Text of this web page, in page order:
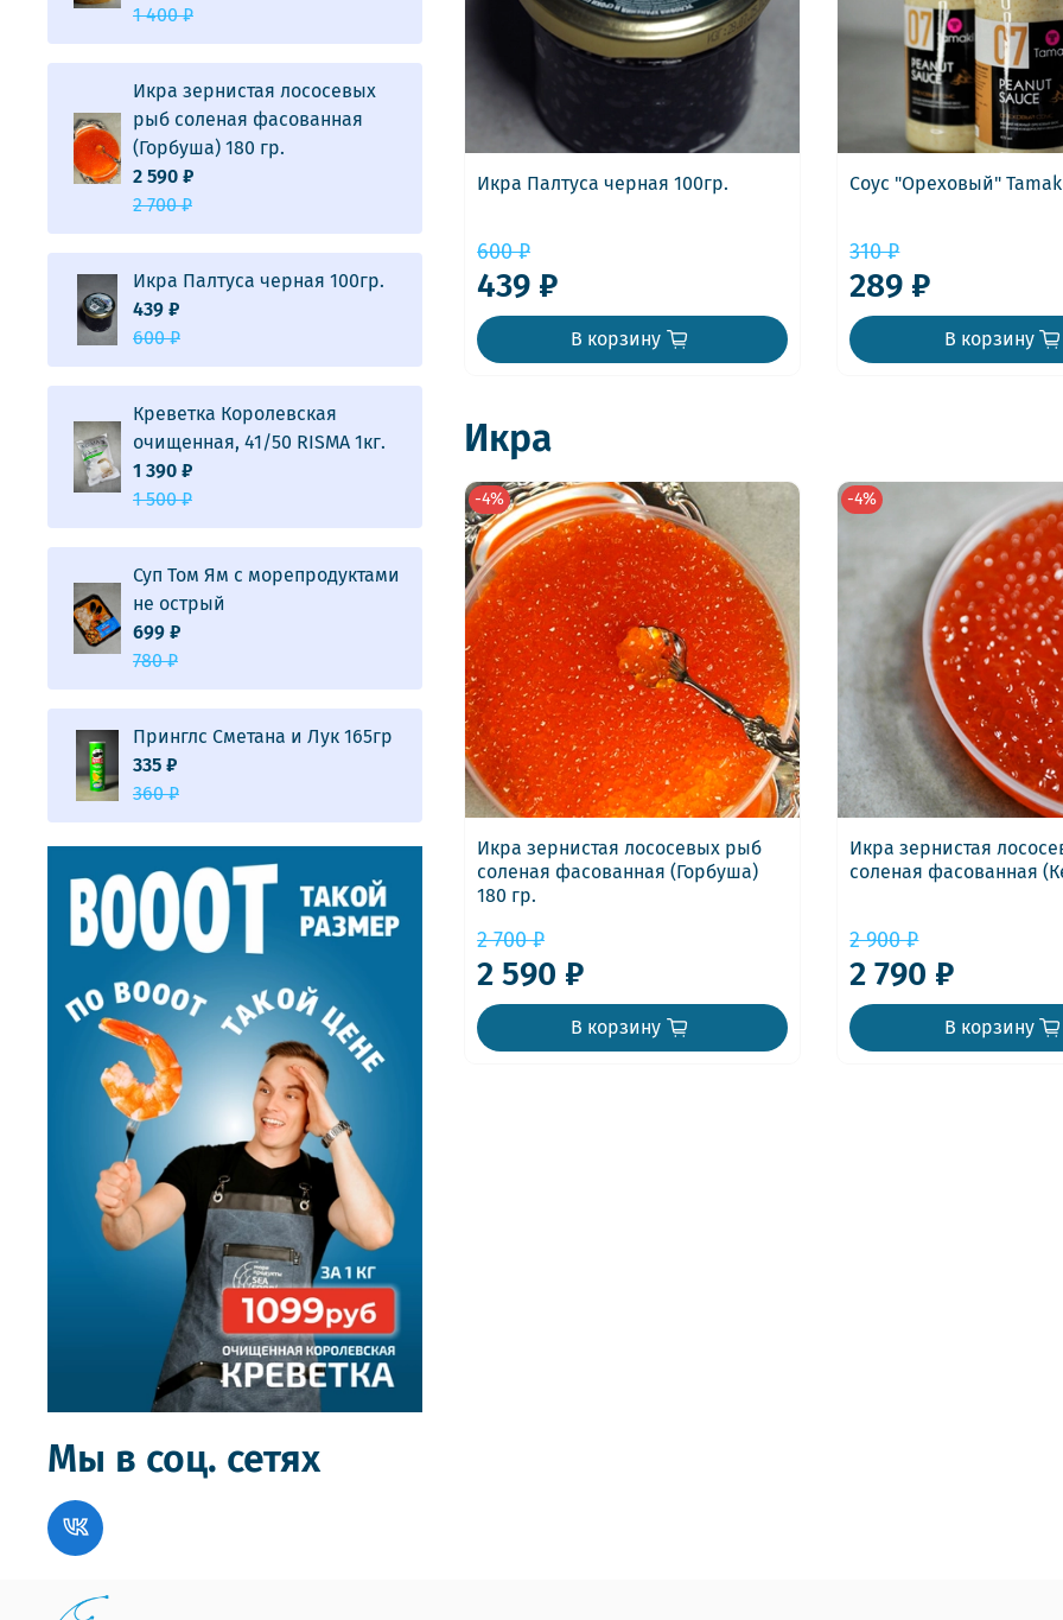
Икра Палтуса черная 100гр.
600 ₽
439 ₽
В корзину
Соус "Ореховый"
310 ₽
289 ₽
В корзину
Икра
-4%
Икра зернистая лососевых рыб
соленая фасованная (Горбуша)
180 гр.
2 700 ₽
2 590 ₽
В корзину
-4%
Икра зернистая
соленая фасованная
2 900 ₽
2 790 ₽
В корзину
1 400 ₽
Икра зернистая лососевых
рыб соленая фасованная
(Горбуша) 180 гр.
2 590 ₽
2 700 ₽
Икра Палтуса черная 100гр.
439 ₽
600 ₽
Креветка Королевская
очищенная, 41/50 RISMA 1кг.
1 390 ₽
1 500 ₽
Суп Том Ям с морепродуктами
не острый
699 ₽
780 ₽
Принглс Сметана и Лук 165гр
335 ₽
360 ₽
Мы в соц. сетях